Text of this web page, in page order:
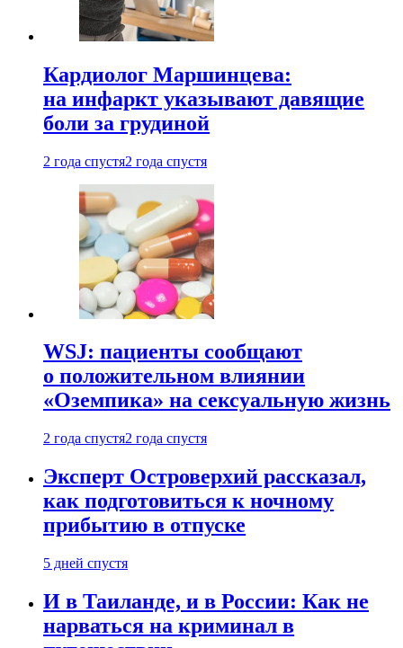
Кардиолог Маршинцева:
на инфаркт указывают давящие
боли за грудиной
2 года спустя2 года спустя
WSJ: пациенты сообщают
о положительном влиянии
«Оземпика» на сексуальную жизнь
2 года спустя2 года спустя
Эксперт Островерхий рассказал,
как подготовиться к ночному
прибытию в отпуске
5 дней спустя
И в Таиланде, и в России: Как не
нарваться на криминал в